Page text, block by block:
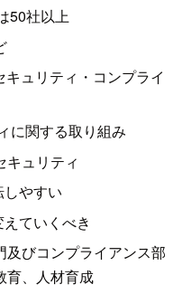
50社以上
ュリティ・コンプライ
に関する取り組み
キュリティ
やすい
ていくべき
及びコンプライアンス部
育、人材育成